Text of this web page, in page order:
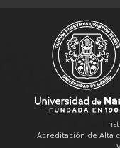
Acreditación de Alta